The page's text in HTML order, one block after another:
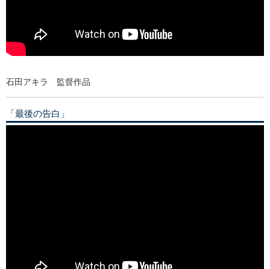
石田アキラ 監督作品
「最後の告白」